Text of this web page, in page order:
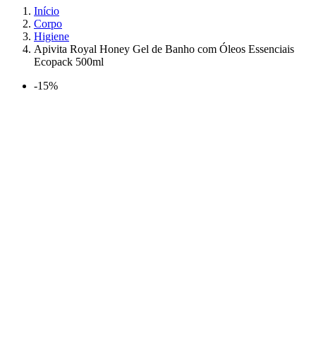
Início
Corpo
Higiene
Apivita Royal Honey Gel de Banho com Óleos Essenciais
Ecopack 500ml
-15%